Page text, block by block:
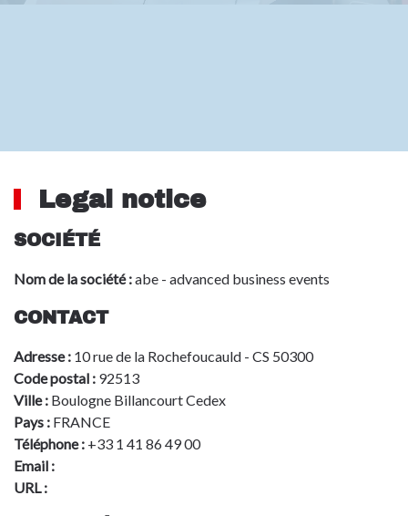
Legal notice
SOCIÉTÉ
Nom de la société :abe - advanced business events
CONTACT
Adresse : 10 rue de la Rochefoucauld - CS 50300
Code postal : 92513
Ville : Boulogne Billancourt Cedex
Pays : FRANCE
Téléphone : +33 1 41 86 49 00
Email :
URL :